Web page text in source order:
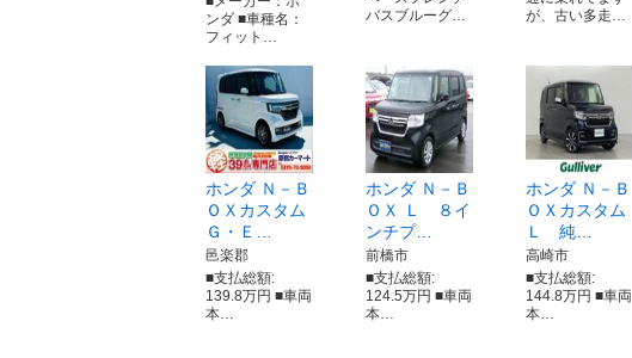
ンダ ■車種名：
フィット…
バスブルーグ…
が、古い多走…
ホンダ Ｎ－Ｂ
ＯＸカスタム
Ｇ・Ｅ…
邑楽郡
■支払総額:
139.8万円 ■車両
本…
ホンダ Ｎ－Ｂ
ＯＸ Ｌ ８イ
ンチプ…
前橋市
■支払総額:
124.5万円 ■車両
本…
ホンダ Ｎ－Ｂ
ＯＸカスタム
Ｌ 純…
高崎市
■支払総額:
144.8万円 ■車両
本…